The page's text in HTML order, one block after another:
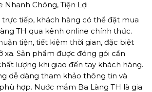
Chóng, Tiện Lợi
tiếp, khách hàng có thể đặt mua
TH qua kênh online chính thức.
tiện, tiết kiệm thời gian, đặc biệt
xa. Sản phẩm được đóng gói cẩn
lượng khi giao đến tay khách hàng.
dễ dàng tham khảo thông tin và
hợp. Nước mắm Ba Làng TH là gia